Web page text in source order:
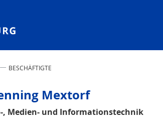
Sciences
BESCHÄFTIGTE
Mextorf
, Medien- und Informationstechnik